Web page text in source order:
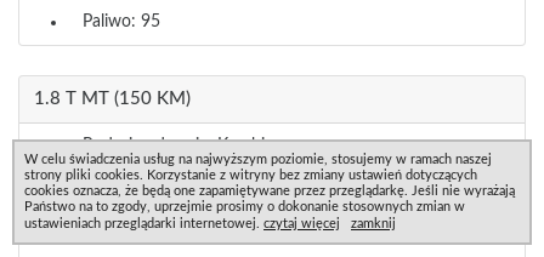
Paliwo: 95
1.8 T MT (150 KM)
Rodzaj nadwozia: Kombi
Prześwit: 120 mm
Masa własna: 1490 kg
W celu świadczenia usług na najwyższym poziomie, stosujemy w ramach naszej
strony pliki cookies. Korzystanie z witryny bez zmiany ustawień dotyczących
cookies oznacza, że będą one zapamiętywane przez przeglądarkę. Jeśli nie wyrażają
Państwo na to zgody, uprzejmie prosimy o dokonanie stosownych zmian w
ustawieniach przeglądarki internetowej. czytaj więcej zamknij